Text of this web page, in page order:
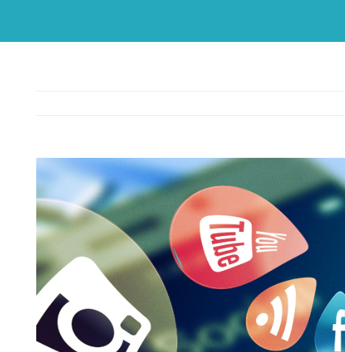
Zeige
grösseres
Bild